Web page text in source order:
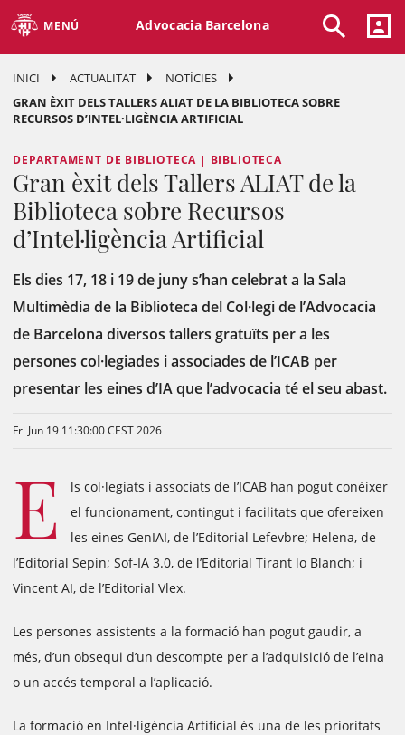
MENÚ Advocacia Barcelona
INICI ACTUALITAT
NOTÍCIES
GRAN ÈXIT DELS TALLERS ALIAT DE LA BIBLIOTECA SOBRE
RECURSOS D’INTEL·LIGÈNCIA ARTIFICIAL
DEPARTAMENT DE BIBLIOTECA | BIBLIOTECA
Gran èxit dels Tallers ALIAT de la
Biblioteca sobre Recursos
d’Intel·ligència Artificial
Els dies 17, 18 i 19 de juny s’han celebrat a la Sala
Multimèdia de la Biblioteca del Col·legi de l’Advocacia
de Barcelona diversos tallers gratuïts per a les
persones col·legiades i associades de l’ICAB per
presentar les eines d’IA que l’advocacia té el seu abast.
Fri Jun 19 11:30:00 CEST 2026
E
ls col·legiats i associats de l’ICAB han pogut conèixer
el funcionament, contingut i facilitats que ofereixen
les eines GenIAI, de l’Editorial Lefevbre; Helena, de
l’Editorial Sepin; Sof-IA 3.0, de l’Editorial Tirant lo Blanch; i
Vincent AI, de l’Editorial Vlex.
Les persones assistents a la formació han pogut gaudir, a
més, d’un obsequi d’un descompte per a l’adquisició de l’eina
o un accés temporal a l’aplicació.
La formació en Intel·ligència Artificial és una de les prioritats